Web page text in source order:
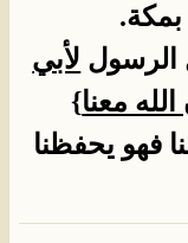
بمكة.
الرسول لأبي
معنا}
فهو يحفظنا